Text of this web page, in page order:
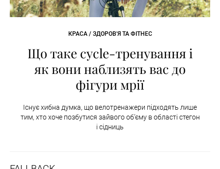
КРАСА / ЗДОРОВ'Я ТА ФІТНЕС
Що таке cycle-тренування і
як вони наблизять вас до
фігури мрії
Існує хибна думка, що велотренажери підходять лише
тим, хто хоче позбутися зайвого об’єму в області стегон
і сідниць